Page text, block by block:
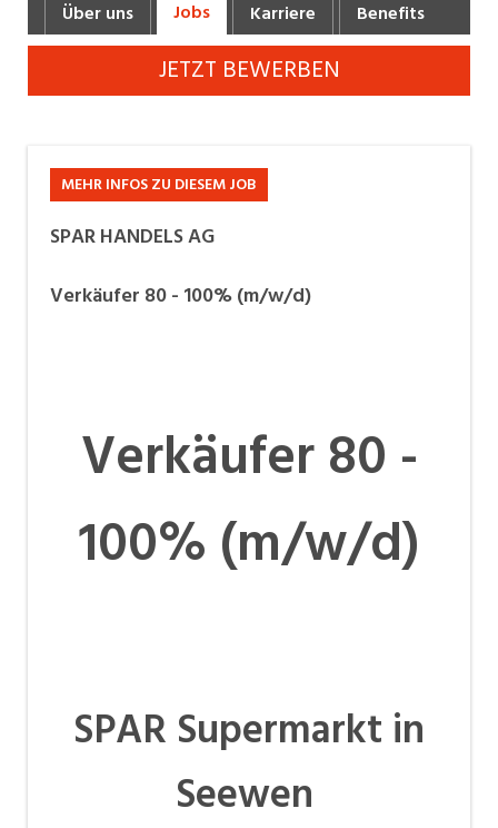
Industrie, Maschinenbau, Anlagenbau,
Produktion
Informatik, Telekommunikation
Körperpflege, Wellness
Marketing, Kommunikation, Medien, Druck
Sicherheit, Rettung, Polizei, Zoll
Über uns Jobs Karriere Benefits
JETZT BEWERBEN
MEHR INFOS ZU DIESEM JOB
SPAR HANDELS AG
Verkäufer 80 - 100% (m/w/d)
Verkäufer 80 -
100% (m/w/d)
SPAR Supermarkt in
Seewen